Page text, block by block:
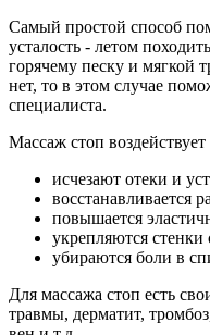
Самый простой способ
усталость - летом
горячему песку и мягкой
нет, то в этом случае
специалиста.
Массаж стоп
исчезают отеки и
восстанавливается
повышается
укрепляются стенки
убираются боли в
Для массажа стоп есть
травмы, дерматит,